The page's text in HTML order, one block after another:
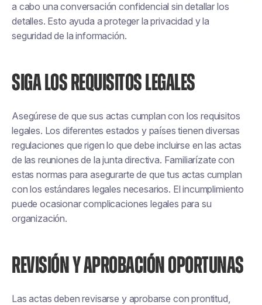
a cabo una conversación confidencial sin detallar los
detalles. Esto ayuda a proteger la privacidad y la
seguridad de la información.
SIGA LOS REQUISITOS LEGALES
Asegúrese de que sus actas cumplan con los requisitos
legales. Los diferentes estados y países tienen diversas
regulaciones que rigen lo que debe incluirse en las actas
de las reuniones de la junta directiva. Familiarízate con
estas normas para asegurarte de que tus actas cumplan
con los estándares legales necesarios. El incumplimiento
puede ocasionar complicaciones legales para su
organización.
REVISIÓN Y APROBACIÓN OPORTUNAS
Las actas deben revisarse y aprobarse con prontitud,